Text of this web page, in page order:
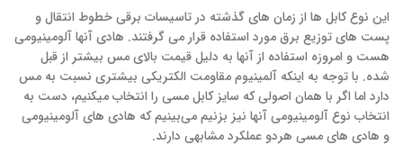
این نوع کابل ها از زمان های گذشته در تاسیسات برقی خطوط انتقال و
پست های توزیع برق مورد استفاده قرار می گرفتند. هادی آنها آلومینیومی
هست و امروزه استفاده از آنها به دلیل قیمت بالای مس بیشتر از قبل
شده. با توجه به اینکه آلمینیوم مقاومت الکتریکی بیشتری نسبت به مس
دارد اما اگر با همان اصولی که سایز کابل مسی را انتخاب میکنیم، دست به
انتخاب نوع آلومینیومی آنها نیز بزنیم می‌بینیم که هادی های آلومینیومی
و هادی های مسی هردو عملکرد مشابهی دارند.